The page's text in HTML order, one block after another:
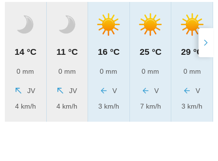
14 °C
0 mm
JV
4 km/h
11 °C
0 mm
JV
4 km/h
16 °C
0 mm
V
3 km/h
25 °C
0 mm
V
7 km/h
29 °C
0 mm
V
3 km/h